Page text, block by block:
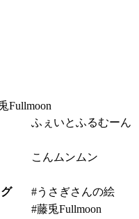
Fullmoon
ふぇいとふるむーん
こんムンムン
#うさぎさんの絵
#藤兎Fullmoon